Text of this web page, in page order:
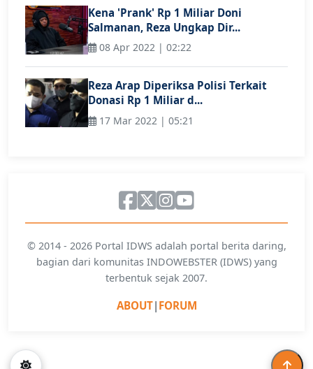
Kena 'Prank' Rp 1 Miliar Doni
Salmanan, Reza Ungkap Dir...
08 Apr 2022 | 02:22
Reza Arap Diperiksa Polisi Terkait
Donasi Rp 1 Miliar d...
17 Mar 2022 | 05:21
© 2014 - 2026 Portal IDWS adalah portal berita daring,
bagian dari komunitas INDOWEBSTER (IDWS) yang
terbentuk sejak 2007.
ABOUT| FORUM